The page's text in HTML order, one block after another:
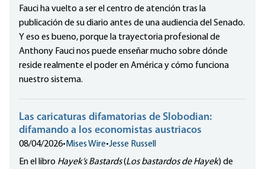
Fauci ha vuelto a ser el centro de atención tras la
publicación de su diario antes de una audiencia del Senado.
Y eso es bueno, porque la trayectoria profesional de
Anthony Fauci nos puede enseñar mucho sobre dónde
reside realmente el poder en América y cómo funciona
nuestro sistema.
Las caricaturas difamatorias de Slobodian:
difamando a los economistas austriacos
08/04/2026• Mises Wire•Jesse Russell
En el libro Hayek’s Bastards(Los bastardos de Hayek) de